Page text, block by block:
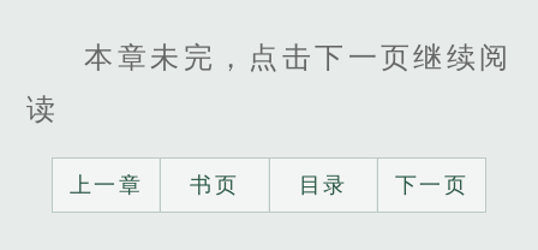
本章未完，点击下一页继续阅
读
上一章 书页 目录 下一页